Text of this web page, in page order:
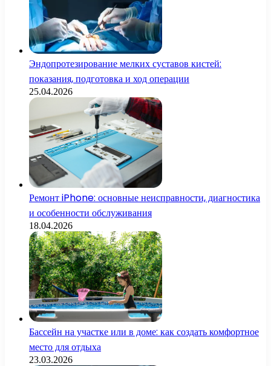
Эндопротезирование мелких суставов кистей:
показания, подготовка и ход операции
25.04.2026
Ремонт iPhone: основные неисправности, диагностика
и особенности обслуживания
18.04.2026
Бассейн на участке или в доме: как создать комфортное
место для отдыха
23.03.2026